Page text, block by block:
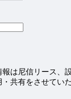
は尼信リース、
共有をさせてい